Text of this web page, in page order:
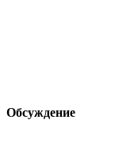
Обсуждение